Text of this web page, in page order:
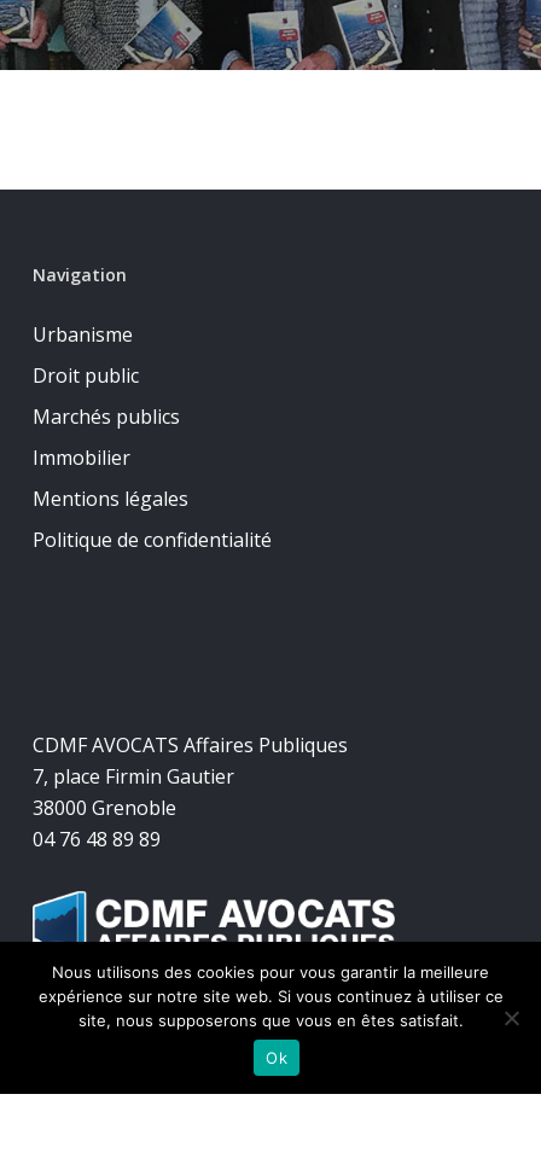
Navigation
Urbanisme
Droit public
Marchés publics
Immobilier
Mentions légales
Politique de confidentialité
CDMF AVOCATS Affaires Publiques
7, place Firmin Gautier
38000 Grenoble
04 76 48 89 89
Nous utilisons des cookies pour vous garantir la meilleure
expérience sur notre site web. Si vous continuez à utiliser ce
site, nous supposerons que vous en êtes satisfait.
Ok